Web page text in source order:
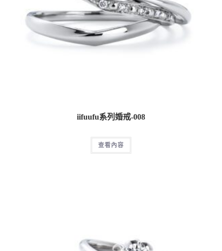
iifuufu系列婚戒-008
查看內容